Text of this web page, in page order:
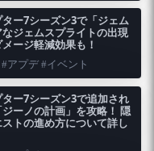
ター7シーズン3で「ジェム
ジェムスプライトの出現
ージ軽減効果も！
アプデ #イベント
ター7シーズン3で追加され
ーノの計画」を攻略！ 隠
トの進め方について詳し